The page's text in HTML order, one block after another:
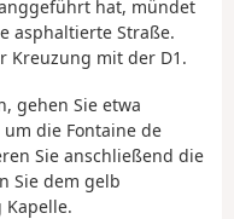
hat, mündet
asphaltierte Straße.
Kreuzung mit der D1.
gehen Sie etwa
die Fontaine de
Sie anschließend die
Sie dem gelb